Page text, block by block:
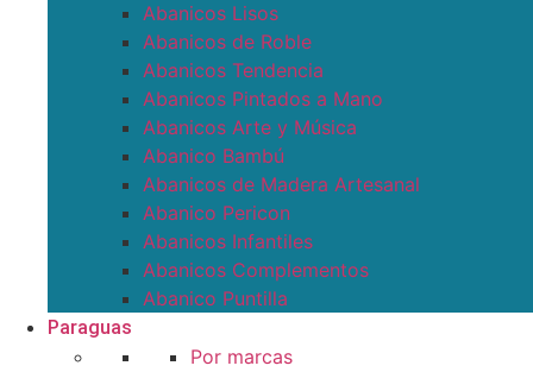
Abanicos Lisos
Abanicos de Roble
Abanicos Tendencia
Abanicos Pintados a Mano
Abanicos Arte y Música
Abanico Bambú
Abanicos de Madera Artesanal
Abanico Pericon
Abanicos Infantiles
Abanicos Complementos
Abanico Puntilla
Paraguas
Por marcas